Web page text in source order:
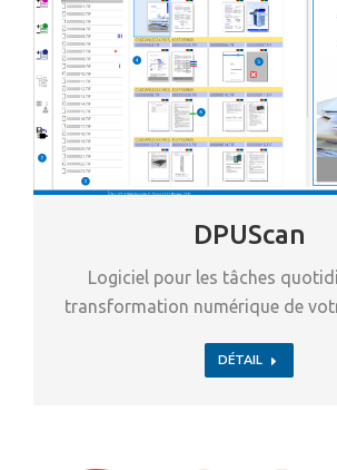
DPUScan
Logiciel pour les tâches
transformation numérique de
DÉTAIL